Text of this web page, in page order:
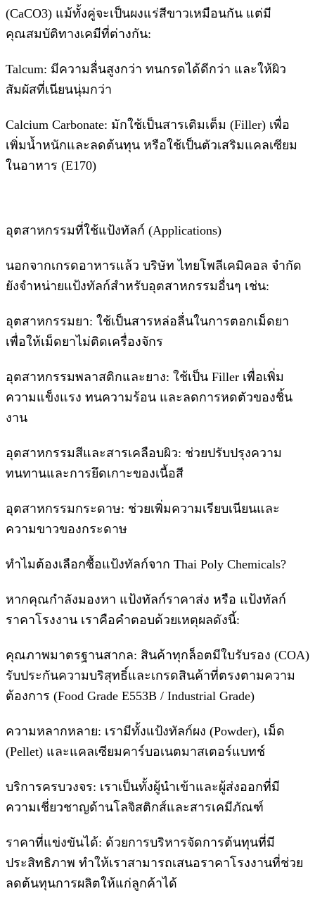
(CaCO3) แม้ทั้งคู่จะเป็นผงแร่สีขาวเหมือนกัน แต่มี
คุณสมบัติทางเคมีที่ต่างกัน:
Talcum: มีความลื่นสูงกว่า ทนกรดได้ดีกว่า และให้ผิว
สัมผัสที่เนียนนุ่มกว่า
Calcium Carbonate: มักใช้เป็นสารเติมเต็ม (Filler) เพื่อ
เพิ่มน้ำหนักและลดต้นทุน หรือใช้เป็นตัวเสริมแคลเซียม
ในอาหาร (E170)
อุตสาหกรรมที่ใช้แป้งทัลก์ (Applications)
นอกจากเกรดอาหารแล้ว บริษัท ไทยโพลีเคมิคอล จำกัด
ยังจำหน่ายแป้งทัลก์สำหรับอุตสาหกรรมอื่นๆ เช่น:
อุตสาหกรรมยา: ใช้เป็นสารหล่อลื่นในการตอกเม็ดยา
เพื่อให้เม็ดยาไม่ติดเครื่องจักร
อุตสาหกรรมพลาสติกและยาง: ใช้เป็น Filler เพื่อเพิ่ม
ความแข็งแรง ทนความร้อน และลดการหดตัวของชิ้น
งาน
อุตสาหกรรมสีและสารเคลือบผิว: ช่วยปรับปรุงความ
ทนทานและการยึดเกาะของเนื้อสี
อุตสาหกรรมกระดาษ: ช่วยเพิ่มความเรียบเนียนและ
ความขาวของกระดาษ
ทำไมต้องเลือกซื้อแป้งทัลก์จาก Thai Poly Chemicals?
หากคุณกำลังมองหา แป้งทัลก์ราคาส่ง หรือ แป้งทัลก์
ราคาโรงงาน เราคือคำตอบด้วยเหตุผลดังนี้:
คุณภาพมาตรฐานสากล: สินค้าทุกล็อตมีใบรับรอง (COA)
รับประกันความบริสุทธิ์และเกรดสินค้าที่ตรงตามความ
ต้องการ (Food Grade E553B / Industrial Grade)
ความหลากหลาย: เรามีทั้งแป้งทัลก์ผง (Powder), เม็ด
(Pellet) และแคลเซียมคาร์บอเนตมาสเตอร์แบทช์
บริการครบวงจร: เราเป็นทั้งผู้นำเข้าและผู้ส่งออกที่มี
ความเชี่ยวชาญด้านโลจิสติกส์และสารเคมีภัณฑ์
ราคาที่แข่งขันได้: ด้วยการบริหารจัดการต้นทุนที่มี
ประสิทธิภาพ ทำให้เราสามารถเสนอราคาโรงงานที่ช่วย
ลดต้นทุนการผลิตให้แก่ลูกค้าได้